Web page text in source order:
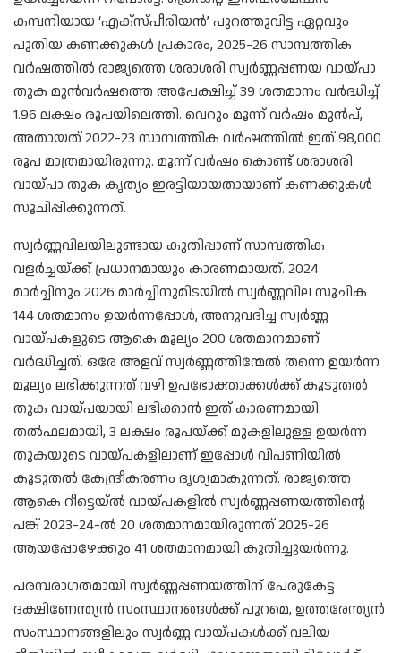
കമ്പനിയായ ‘എക്സ്പീരിയൻ’ പുറത്തുവിട്ട ഏറ്റവും
പുതിയ കണക്കുകൾ പ്രകാരം, 2025-26 സാമ്പത്തിക
വർഷത്തിൽ രാജ്യത്തെ ശരാശരി സ്വർണ്ണപ്പണയ വായ്പാ
തുക മുൻവർഷത്തെ അപേക്ഷിച്ച് 39 ശതമാനം വർദ്ധിച്ച്
1.96 ലക്ഷം രൂപയിലെത്തി. വെറും മൂന്ന് വർഷം മുൻപ്,
അതായത് 2022-23 സാമ്പത്തിക വർഷത്തിൽ ഇത് 98,000
രൂപ മാത്രമായിരുന്നു. മൂന്ന് വർഷം കൊണ്ട് ശരാശരി
വായ്പാ തുക കൃത്യം ഇരട്ടിയായതായാണ് കണക്കുകൾ
സൂചിപ്പിക്കുന്നത്.
സ്വർണ്ണവിലയിലുണ്ടായ കുതിപ്പാണ് സാമ്പത്തിക
വളർച്ചയ്ക്ക് പ്രധാനമായും കാരണമായത്. 2024
മാർച്ചിനും 2026 മാർച്ചിനുമിടയിൽ സ്വർണ്ണവില സൂചിക
144 ശതമാനം ഉയർന്നപ്പോൾ, അനുവദിച്ച സ്വർണ്ണ
വായ്പകളുടെ ആകെ മൂല്യം 200 ശതമാനമാണ്
വർദ്ധിച്ചത്. ഒരേ അളവ് സ്വർണ്ണത്തിന്മേൽ തന്നെ ഉയർന്ന
മൂല്യം ലഭിക്കുന്നത് വഴി ഉപഭോക്താക്കൾക്ക് കൂടുതൽ
തുക വായ്പയായി ലഭിക്കാൻ ഇത് കാരണമായി.
തൽഫലമായി, 3 ലക്ഷം രൂപയ്ക്ക് മുകളിലുള്ള ഉയർന്ന
തുകയുടെ വായ്പകളിലാണ് ഇപ്പോൾ വിപണിയിൽ
കൂടുതൽ കേന്ദ്രീകരണം ദൃശ്യമാകുന്നത്. രാജ്യത്തെ
ആകെ റീട്ടെയ്ൽ വായ്പകളിൽ സ്വർണ്ണപ്പണയത്തിന്റെ
പങ്ക് 2023-24-ൽ 20 ശതമാനമായിരുന്നത് 2025-26
ആയപ്പോഴേക്കും 41 ശതമാനമായി കുതിച്ചുയർന്നു.
പരമ്പരാഗതമായി സ്വർണ്ണപ്പണയത്തിന് പേരുകേട്ട
ദക്ഷിണേന്ത്യൻ സംസ്ഥാനങ്ങൾക്ക് പുറമെ, ഉത്തരേന്ത്യൻ
സംസ്ഥാനങ്ങളിലും സ്വർണ്ണ വായ്പകൾക്ക് വലിയ